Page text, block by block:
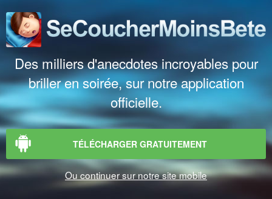
Des milliers d'anecdotes incroyables pour
briller en soirée, sur notre application
officielle.
TÉLÉCHARGER GRATUITEMENT
Ou continuer sur notre site mobile